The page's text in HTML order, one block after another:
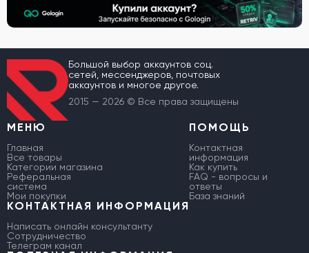
Большой выбор аккаунтов соц.
сетей, мессенджеров, почтовых
аккаунтов и многое другое.
2015 — 2026 © Все права защищены
МЕНЮ
Главная
Все товары
Категории магазина
Реферальная
система
Мои покупки
ПОМОЩЬ
Контактная
информация
Как купить
FAQ - вопросы и
ответы
База знаний
КОНТАКТНАЯ ИНФОРМАЦИЯ
Написать онлайн консультанту
Сотрудничество
Телеграм канал